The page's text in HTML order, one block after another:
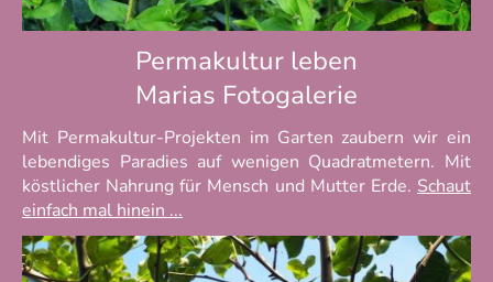
Permakultur leben
Marias Fotogalerie
Mit Permakultur-Projekten im Garten zaubern wir ein
lebendiges Paradies auf wenigen Quadratmetern. Mit
köstlicher Nahrung für Mensch und Mutter Erde. Schaut
einfach mal hinein ...